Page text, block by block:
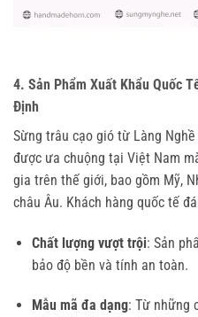
4. Sản Phẩm Xuất Khẩu Quốc
Định
Sừng trâu cạo gió từ Làng
được ưa chuộng tại Việt Nam
gia trên thế giới, bao gồm Mỹ,
châu Âu. Khách hàng quốc tế
Chất lượng vượt trội: Sản
bảo độ bền và tính an toàn.
Mẫu mã đa dạng: Từ những